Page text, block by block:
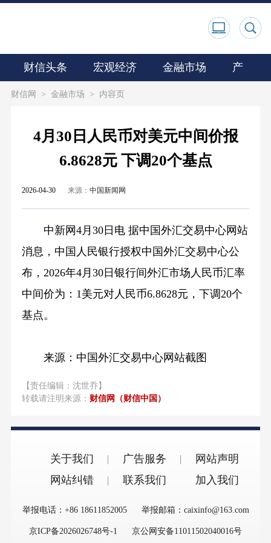
财信头条 宏观经济 金融市场 产业观
财信网 > 金融市场 > 内容页
4月30日人民币对美元中间价报
6.8628元 下调20个基点
2026-04-30 来源： 中国新闻网
中新网4月30日电 据中国外汇交易中心网站
消息，中国人民银行授权中国外汇交易中心公
布，2026年4月30日银行间外汇市场人民币汇率
中间价为：1美元对人民币6.8628元，下调20个
基点。
来源：中国外汇交易中心网站截图
【责任编辑：沈世乔】
转载请注明来源： 财信网（财信中国）
关于我们 广告服务
网站声明
网站纠错
联系我们 加入我们
举报电话：+86 18611852005 举报邮箱：caixinfo@163.com
京ICP备2026026748号-1 京公网安备11011502040016号